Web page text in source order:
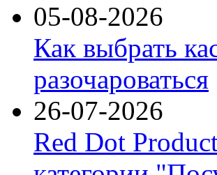
05-08-2026
Как выбрать
разочароваться
26-07-2026
Red Dot